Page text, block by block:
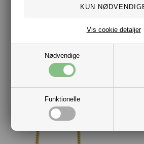
Nødvendige
Funktionelle
Vis cookie detaljer
DKK129,0079,00